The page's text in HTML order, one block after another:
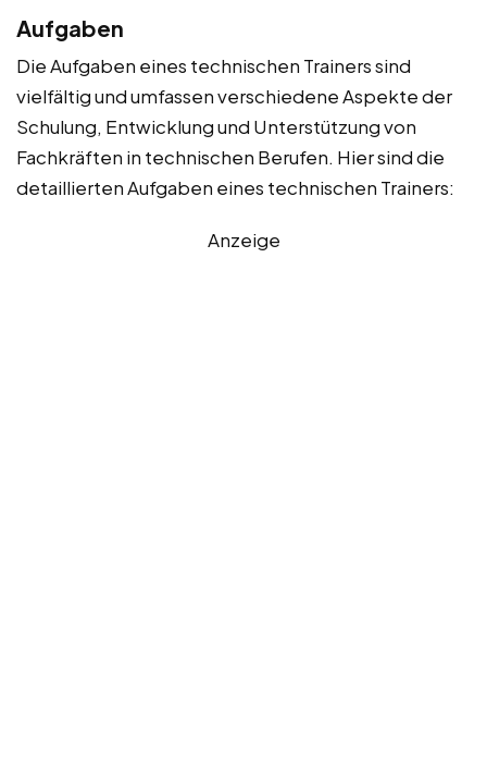
Aufgaben
Die Aufgaben eines technischen Trainers sind
vielfältig und umfassen verschiedene Aspekte der
Schulung, Entwicklung und Unterstützung von
Fachkräften in technischen Berufen. Hier sind die
detaillierten Aufgaben eines technischen Trainers:
Anzeige